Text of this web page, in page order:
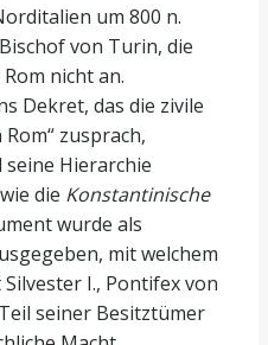
um 800 n.
von Turin, die
nicht an.
Dekret, das die zivile
zusprach,
Hierarchie
die Konstantinische
wurde als
mit welchem
I., Pontifex von
seiner Besitztümer